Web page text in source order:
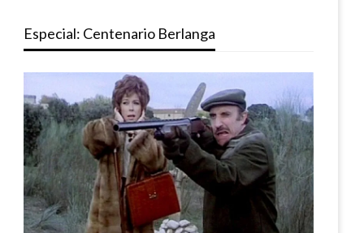
Especial: Centenario Berlanga